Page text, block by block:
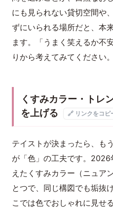
にも見られない貸切空間や
ずにいられる場所だと、本
ます。「うまく笑えるか不
りから考えてみてください。
くすみカラー・トレ
を上げる
🔗 リンクをコピ
テイストが決まったら、も
が「色」の工夫です。
えたくすみカラー（ニュア
とつで、同じ構図でも垢抜
こでは色でおしゃれに見せ